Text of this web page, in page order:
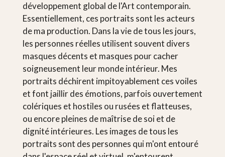
développement global de l'Art contemporain.
Essentiellement, ces portraits sont les acteurs
de ma production. Dans la vie de tous les jours,
les personnes réelles utilisent souvent divers
masques décents et masques pour cacher
soigneusement leur monde intérieur. Mes
portraits déchirent impitoyablement ces voiles
et font jaillir des émotions, parfois ouvertement
colériques et hostiles ou rusées et flatteuses,
ou encore pleines de maîtrise de soi et de
dignité intérieures. Les images de tous les
portraits sont des personnes qui m'ont entouré